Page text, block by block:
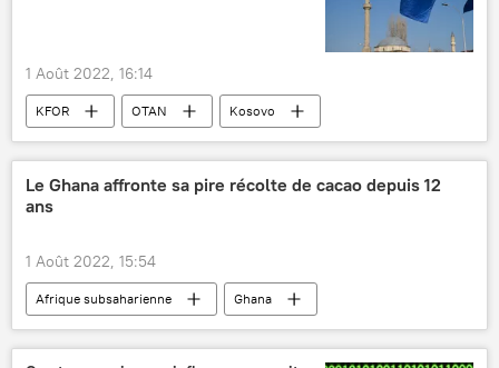
1 Août 2022, 16:14
KFOR OTAN
Kosovo
Serbie
tensions
Le Ghana affronte sa pire récolte de cacao depuis 12
ans
1 Août 2022, 15:54
Afrique subsaharienne
Ghana
cacao
sécheresse Côte d'Ivoire